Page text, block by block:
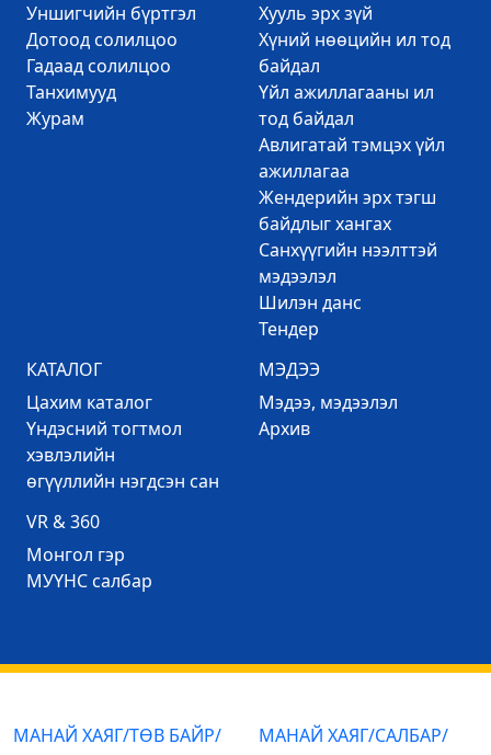
Уншигчийн бүртгэл
Дотоод солилцоо
Гадаад солилцоо
Танхимууд
Журам
Хууль эрх зүй
Хүний нөөцийн ил тод
байдал
Үйл ажиллагааны ил
тод байдал
Авлигатай тэмцэх үйл
ажиллагаа
Жендерийн эрх тэгш
байдлыг хангах
Санхүүгийн нээлттэй
мэдээлэл
Шилэн данс
Тендер
КАТАЛОГ
Цахим каталог
Үндэсний тогтмол
хэвлэлийн
өгүүллийн нэгдсэн сан
МЭДЭЭ
Mэдээ, мэдээлэл
Архив
VR & 360
Mонгол гэр
МУҮНС салбар
МАНАЙ ХАЯГ/ТӨВ БАЙР/
МАНАЙ ХАЯГ/САЛБАР/